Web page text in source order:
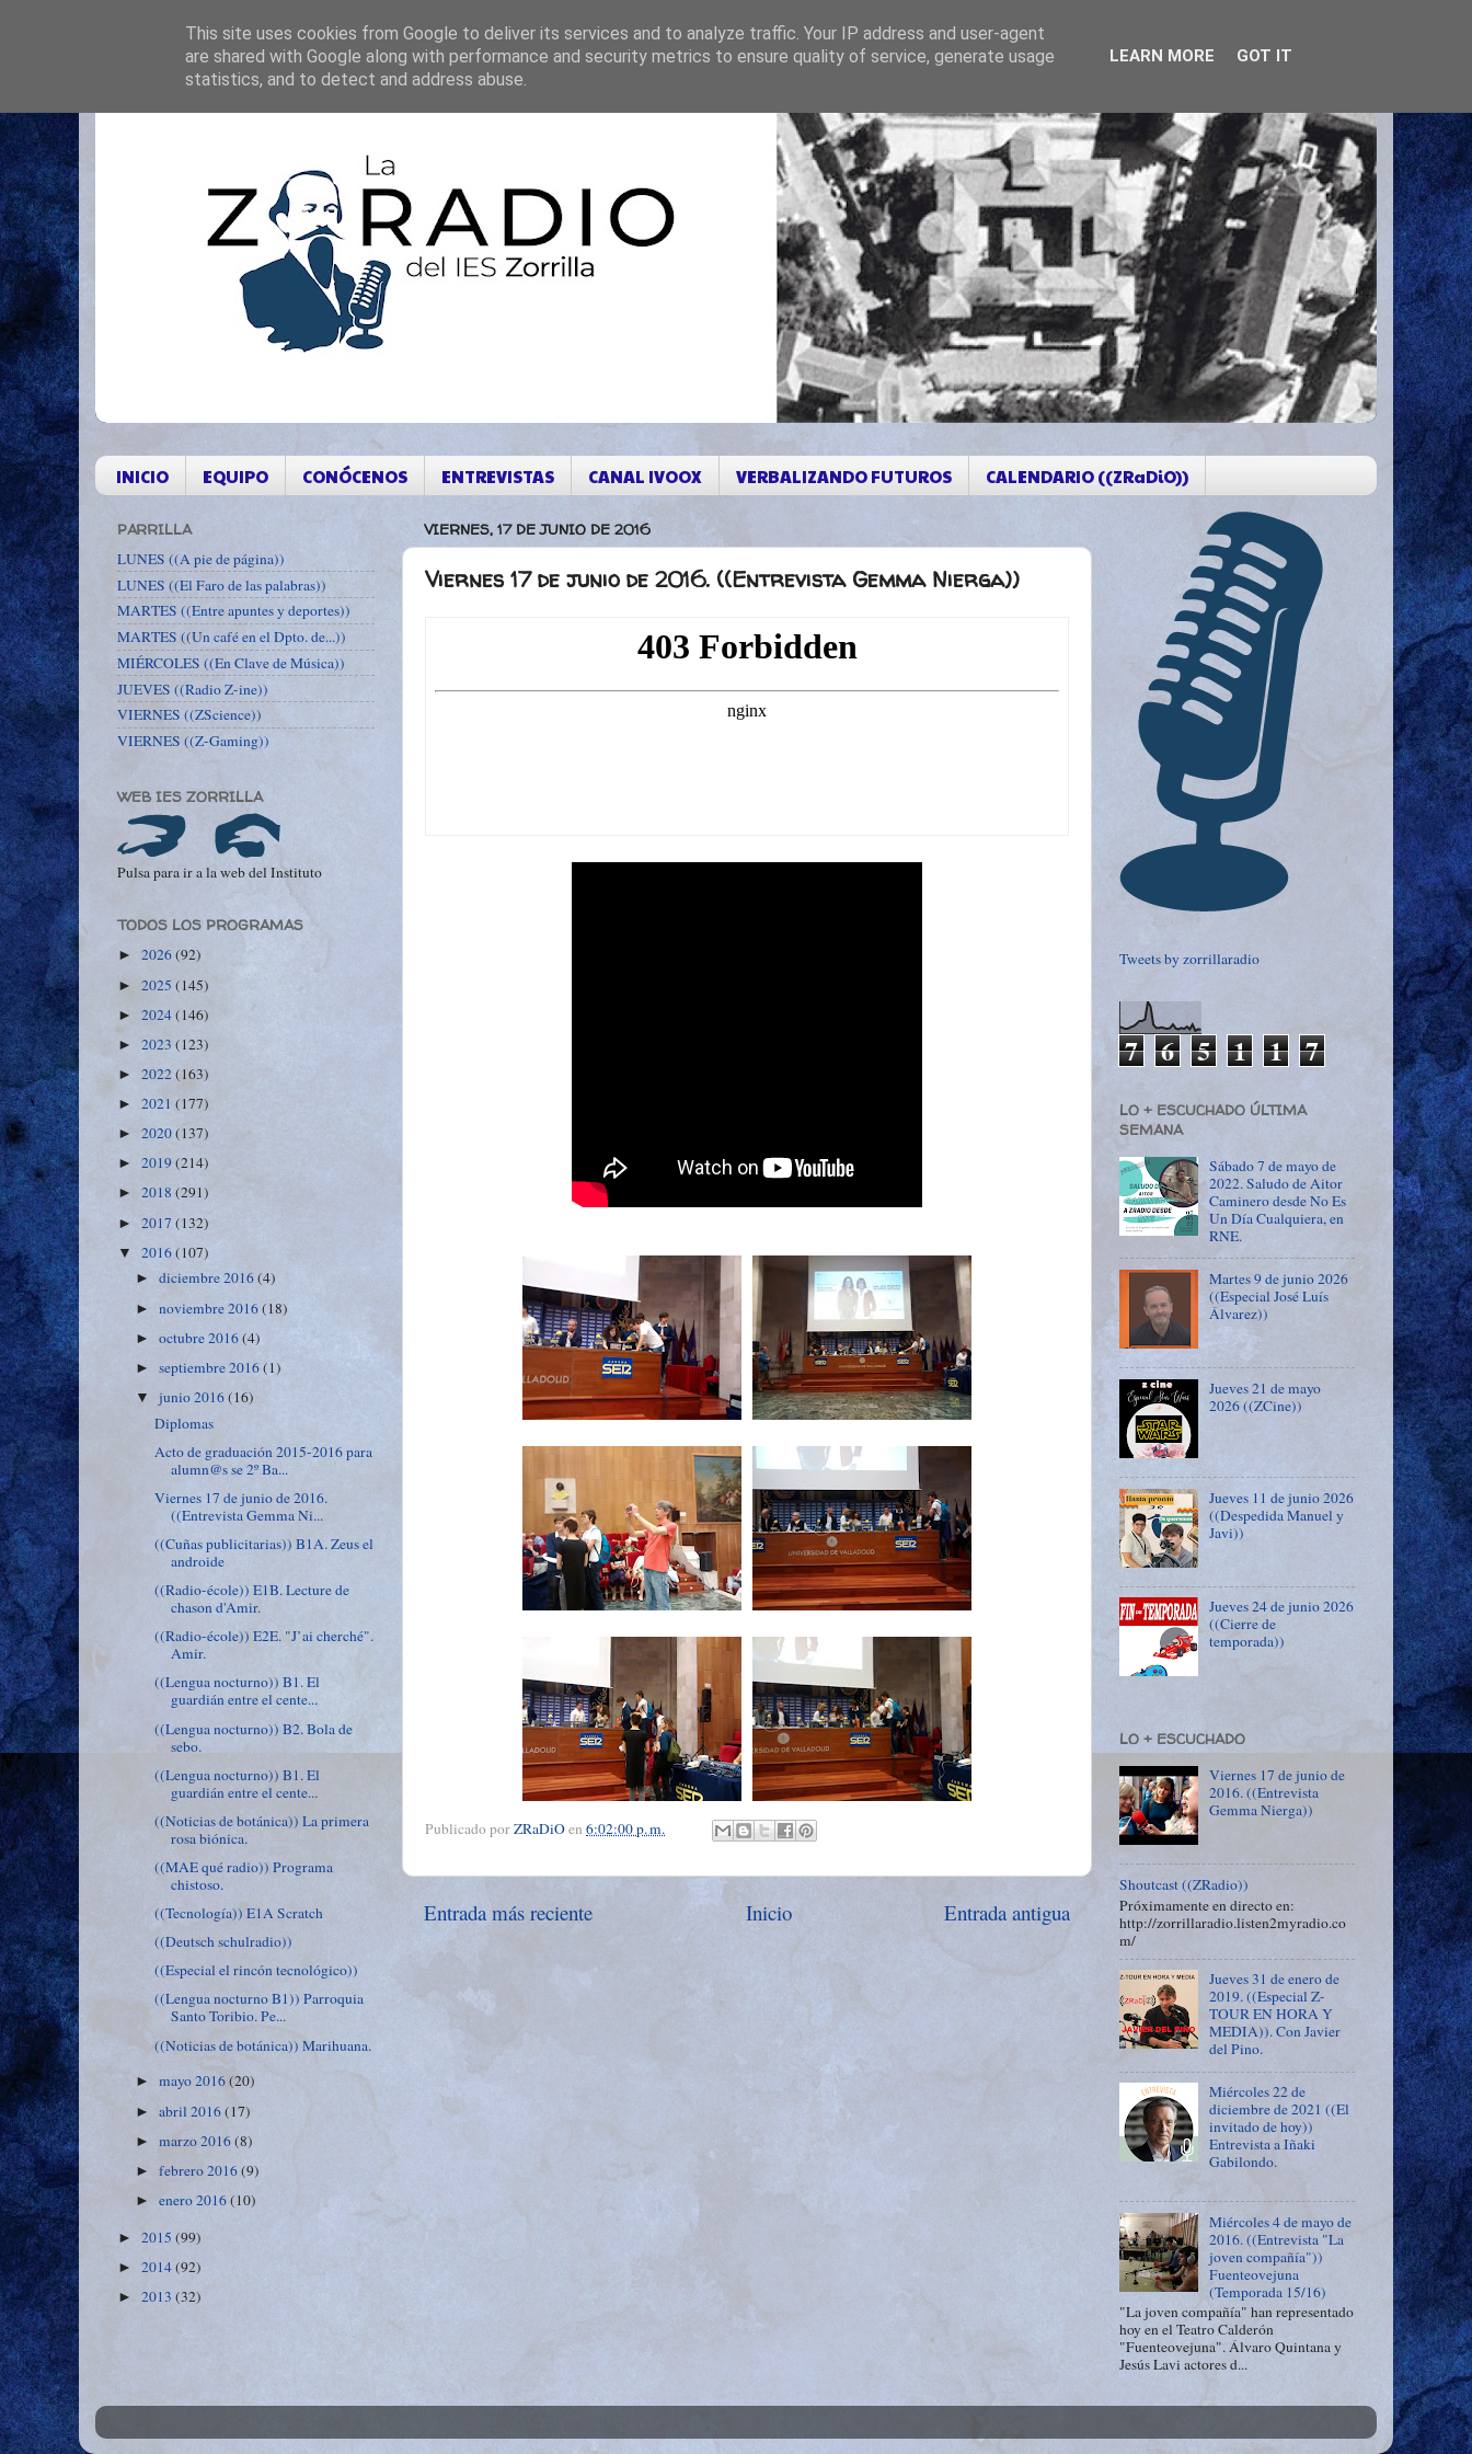
INICIO EQUIPO CONÓCENOS ENTREVISTAS CANAL IVOOX VERBALIZANDO FUTUROS CALENDARIO ((ZRaDiO))
VIERNES, 17 DE JUNIO DE 2016
Viernes 17 de junio de 2016. ((Entrevista Gemma Nierga))
Publicado porZRaDiOen 6:02:00 p. m.
Entrada más reciente Entrada antigua
Inicio
PARRILLA
LUNES ((A pie de página))
LUNES ((El Faro de las palabras))
MARTES ((Entre apuntes y deportes))
MARTES ((Un café en el Dpto. de...))
MIÉRCOLES ((En Clave de Música))
JUEVES ((Radio Z-ine))
VIERNES ((ZScience))
VIERNES ((Z-Gaming))
WEB IES ZORRILLA
Pulsa para ir a la web del Instituto
TODOS LOS PROGRAMAS
► 2026(92)
► 2025 (145)
► 2024(146)
► 2023 (123)
► 2022(163)
► 2021 (177)
► 2020(137)
► 2019(214)
► 2018 (291)
► 2017 (132)
▼ 2016(107)
►diciembre 2016(4)
►noviembre 2016(18)
►octubre 2016(4)
►septiembre 2016(1)
▼junio 2016(16)
Diplomas
Acto de graduación 2015-2016 para
alumn@s se 2º Ba...
Viernes 17 de junio de 2016.
((Entrevista Gemma Ni...
((Cuñas publicitarias)) B1A. Zeus el
androide
((Radio-école)) E1B. Lecture de
chason d'Amir.
((Radio-école)) E2E. "J’ai cherché".
Amir.
((Lengua nocturno)) B1. El
guardián entre el cente...
((Lengua nocturno)) B2. Bola de
sebo.
((Lengua nocturno)) B1. El
guardián entre el cente...
((Noticias de botánica)) La primera
rosa biónica.
((MAE qué radio)) Programa
chistoso.
((Tecnología)) E1A Scratch
((Deutsch schulradio))
((Especial el rincón tecnológico))
((Lengua nocturno B1)) Parroquia
Santo Toribio. Pe...
((Noticias de botánica)) Marihuana.
►mayo 2016(20)
►abril 2016(17)
►marzo 2016(8)
►febrero 2016(9)
►enero 2016(10)
► 2015 (99)
► 2014(92)
► 2013 (32)
Tweets by zorrillaradio
7 6 5 1 1 7
LO + ESCUCHADO ÚLTIMA
SEMANA
Sábado 7 de mayo de
2022. Saludo de Aitor
Caminero desde No Es
Un Día Cualquiera, en
RNE.
Martes 9 de junio 2026
((Especial José Luís
Álvarez))
Jueves 21 de mayo
2026 ((ZCine))
Jueves 11 de junio 2026
((Despedida Manuel y
Javi))
Jueves 24 de junio 2026
((Cierre de
temporada))
LO + ESCUCHADO
Viernes 17 de junio de
2016. ((Entrevista
Gemma Nierga))
Shoutcast ((ZRadio))
Próximamente en directo en:
http://zorrillaradio.listen2myradio.co
m/
Jueves 31 de enero de
2019. ((Especial Z-
TOUR EN HORA Y
MEDIA)). Con Javier
del Pino.
Miércoles 22 de
diciembre de 2021 ((El
invitado de hoy))
Entrevista a Iñaki
Gabilondo.
Miércoles 4 de mayo de
2016. ((Entrevista "La
joven compañía"))
Fuenteovejuna
(Temporada 15/16)
"La joven compañía" han representado
hoy en el Teatro Calderón
"Fuenteovejuna". Álvaro Quintana y
Jesús Lavi actores d...
This site uses cookies from Google to deliver its services and to analyze traffic. Your IP address and user-agent
are shared with Google along with performance and security metrics to ensure quality of service, generate usage
statistics, and to detect and address abuse.
LEARN MORE GOT IT